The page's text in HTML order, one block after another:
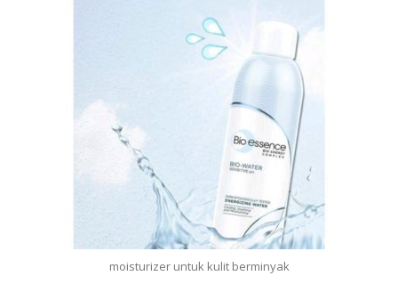
moisturizer untuk kulit berminyak